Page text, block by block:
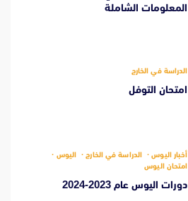
المعلومات الشاملة
الدراسة في الخارج
امتحان التوفل
أخبار اليوس الدراسة في الخارج
اليوس
امتحان اليوس
دورات اليوس عام 2023-2024